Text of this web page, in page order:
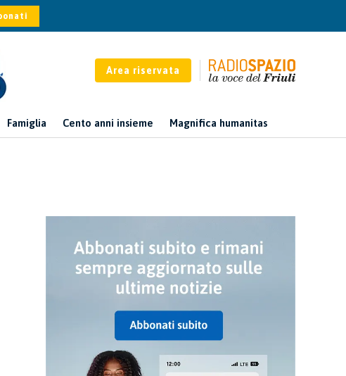
Area riservata
Famiglia Cento anni insieme Magnifica humanitas